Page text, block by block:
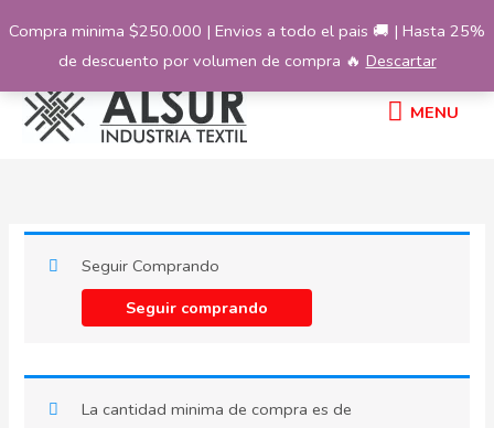
Compra minima $250.000 | Envios a todo el pais 🚚 | Hasta 25%
de descuento por volumen de compra 🔥 Descartar
contenido
MENU
MENU
Seguir comprando
Seguir Comprando
La cantidad minima de compra es de